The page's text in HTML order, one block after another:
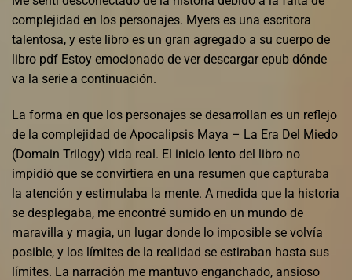
complejidad en los personajes. Myers es una escritora
talentosa, y este libro es un gran agregado a su cuerpo de
libro pdf Estoy emocionado de ver descargar epub dónde
va la serie a continuación.
La forma en que los personajes se desarrollan es un reflejo
de la complejidad de Apocalipsis Maya – La Era Del Miedo
(Domain Trilogy) vida real. El inicio lento del libro no
impidió que se convirtiera en una resumen que capturaba
la atención y estimulaba la mente. A medida que la historia
se desplegaba, me encontré sumido en un mundo de
maravilla y magia, un lugar donde lo imposible se volvía
posible, y los límites de la realidad se estiraban hasta sus
límites. La narración me mantuvo enganchado, ansioso